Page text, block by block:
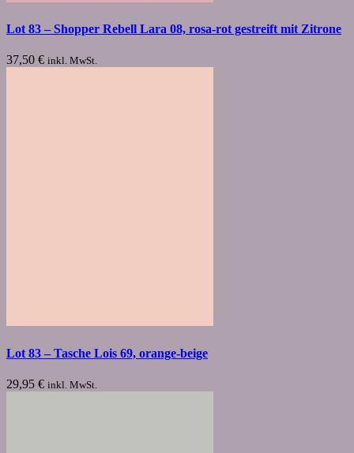
Lot 83 – Shopper Rebell Lara 08, rosa-rot gestreift mit Zitrone
37,50 € inkl. MwSt.
Lot 83 – Tasche Lois 69, orange-beige
29,95 € inkl. MwSt.